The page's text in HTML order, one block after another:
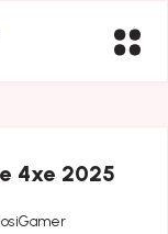
4xe 2025